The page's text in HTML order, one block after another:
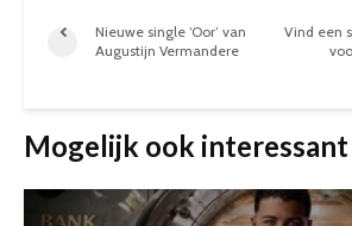
Nieuwe single ‘Oor’ van
Augustijn Vermandere
Vind een
Mogelijk ook interessant